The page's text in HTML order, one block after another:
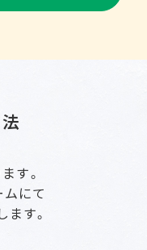
す。
ムにて
す。